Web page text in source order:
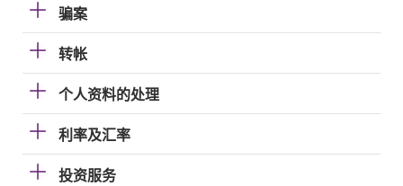
骗案
转帐
个人资料的处理
利率及汇率
投资服务